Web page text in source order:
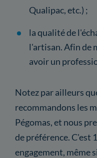
Qualipac, etc.) ;
la qualité de
l'artisan. Afin de
avoir un
Notez par ailleurs
recommandons les
Pégomas, et nous
de préférence. C'est
engagement, même